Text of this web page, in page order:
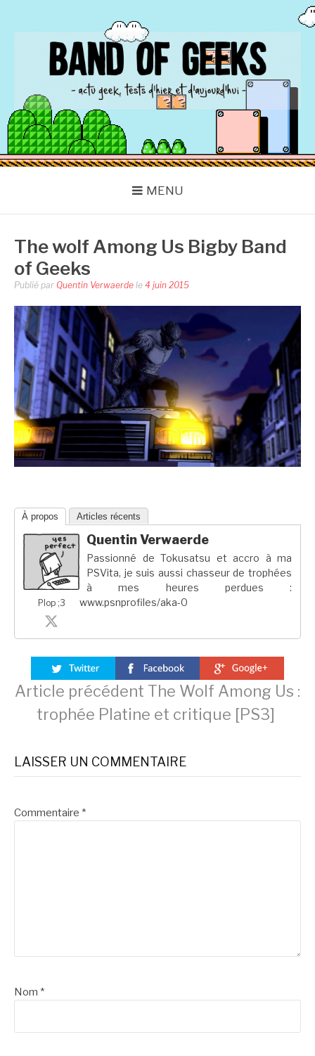
BAND OF GEEKS
Actu Geek d'hier et d'aujourd'hui
MENU
The wolf Among Us Bigby Band
of Geeks
Publié par Quentin Verwaerde le 4 juin 2015
À propos Articles récents
Plop ;3
Quentin Verwaerde
Passionné de Tokusatsu et accro à ma
PSVita, je suis aussi chasseur de trophées
à mes heures perdues :
www.psnprofiles/aka-0
Lire
la
suite
Article précédent The Wolf Among Us :
trophée Platine et critique [PS3]
LAISSER UN COMMENTAIRE
Commentaire *
Nom *